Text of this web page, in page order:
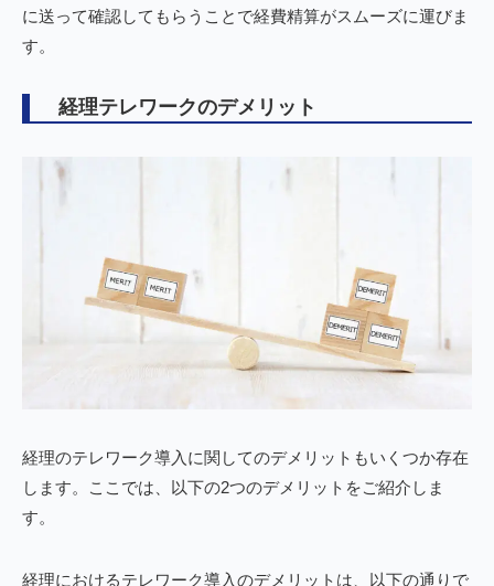
に送って確認してもらうことで経費精算がスムーズに運びま
す。
経理テレワークのデメリット
経理のテレワーク導入に関してのデメリットもいくつか存在
します。ここでは、以下の2つのデメリットをご紹介しま
す。
経理におけるテレワーク導入のデメリットは、以下の通りで